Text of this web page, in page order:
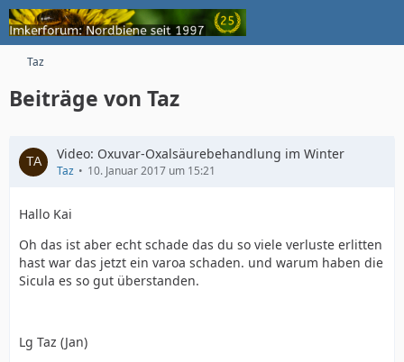
Taz
Beiträge von Taz
Video: Oxuvar-Oxalsäurebehandlung im Winter
Taz 10. Januar 2017 um 15:21
Hallo Kai
Oh das ist aber echt schade das du so viele verluste erlitten
hast war das jetzt ein varoa schaden. und warum haben die
Sicula es so gut überstanden.
Lg Taz (Jan)